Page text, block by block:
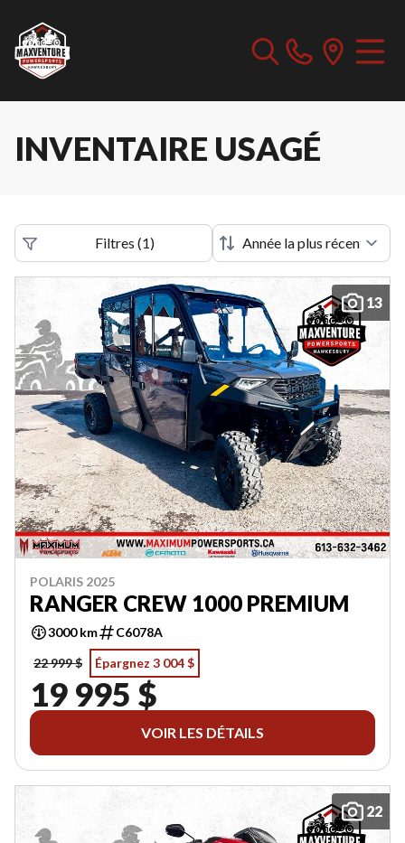
INVENTAIRE USAGÉ
Filtres (1)
13
POLARIS 2025
RANGER CREW 1000 PREMIUM
3000 km
C6078A
22 999 $
Épargnez 3 004 $
19 995 $
VOIR LES DÉTAILS
22